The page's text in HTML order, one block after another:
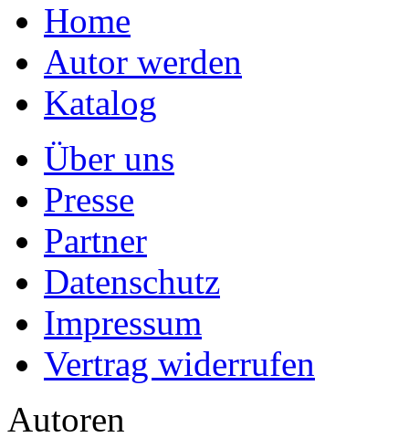
Home
Autor werden
Katalog
Über uns
Presse
Partner
Datenschutz
Impressum
Vertrag widerrufen
Autoren